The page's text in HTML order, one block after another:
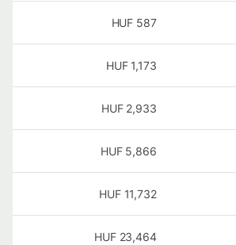
587
HUF
1,173
HUF
2,933
HUF
5,866
HUF
11,732
HUF
23,464
HUF